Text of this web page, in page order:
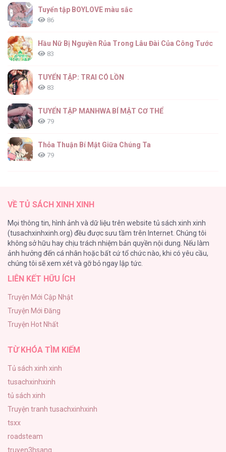
83
82
81
80
Phu Quân, Làm Ơn Để Ta Yên! [...] – Chap
Tuyển tập BOYLOVE màu sắc
86
Hầu Nữ Bị Nguyền Rủa Trong Lâu Đài Của Công Tước
83
TUYỂN TẬP: TRAI CÓ LỒN
83
TUYỂN TẬP MANHWA BÍ MẬT CƠ THỂ
79
Thỏa Thuận Bí Mật Giữa Chúng Ta
79
51
Bí Mật Thanh Xuân
51
Ảo Mộng tình yêu
Con Tim Rung Động
47
VỀ TỦ SÁCH XINH XINH
Mọi thông tin, hình ảnh và dữ liệu trên website tủ sách xinh xinh
(tusachxinhxinh.org) đều được sưu tầm trên Internet. Chúng tôi
không sở hữu hay chịu trách nhiệm bản quyền nội dung. Nếu làm
ảnh hưởng đến cá nhân hoặc bất cứ tổ chức nào, khi có yêu cầu,
chúng tôi sẽ xem xét và gỡ bỏ ngay lập tức.
LIÊN KẾT HỮU ÍCH
Truyện Mới Cập Nhật
Truyện Mới Đăng
Truyện Hot Nhất
TỪ KHÓA TÌM KIẾM
Tủ sách xinh xinh
tusachxinhxinh
tủ sách xinh
Truyện tranh tusachxinhxinh
tsxx
roadsteam
truyen3hsang